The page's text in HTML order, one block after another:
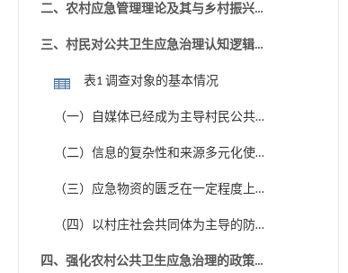
二、农村应急管理理论及其与乡村振兴的
内在逻辑
三、村民对公共卫生应急治理认知逻辑及
表1 调查对象的基本情况
（一）自媒体已经成为主导村民公共认
知的主要媒介
（二）信息的复杂性和来源多元化使村
民缺乏一定的真伪辨别能力
（三）应急物资的匮乏在一定程度上影
响村民对于应急治理的判断能力
（四）以村庄社会共同体为主导的防疫
方式是当前农村公共卫生应急治理的主要
四、强化农村公共卫生应急治理的政策建